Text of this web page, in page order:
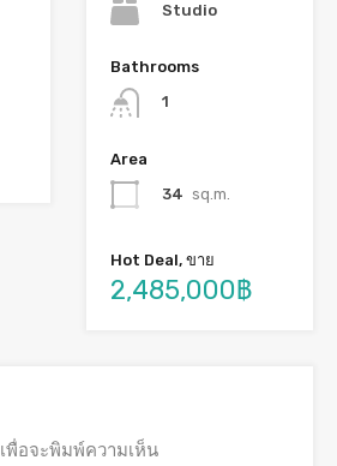
Studio
Bathrooms
1
Area
34 sq.m.
Hot Deal, ขาย
2,485,000฿
เพื่อจะพิมพ์ความเห็น